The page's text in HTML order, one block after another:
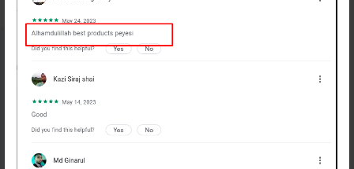
নিউজলেটার
বাইকের অফার, টিপস ও নিউজ পেতে এখনি সাবস্ক্রাইব
করুন